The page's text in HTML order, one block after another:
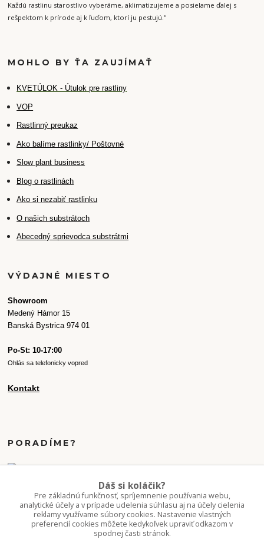
Každú rastlinu starostlivo vyberáme, aklimatizujeme a posielame ďalej s
rešpektom k prírode aj k ľuďom, ktorí ju pestujú."
MOHLO BY ŤA ZAUJÍMAŤ
KVETÚLOK - Útulok pre rastliny
VOP
Rastlinný preukaz
Ako balíme rastlinky/ Poštovné
Slow plant business
Blog o rastlinách
Ako si nezabiť rastlinku
O našich substrátoch
Abecedný sprievodca substrátmi
VÝDAJNÉ MIESTO
Showroom
Medený Hámor 15
Banská Bystrica 974 01
Po-St: 10-17:00
Ohlás sa telefonicky vopred
Kontakt
PORADÍME?
Po-Pi 10-16:00
info.kvetaren@gmail.com
Dáš si koláčik?
Pre základnú funkčnosť, spríjemnenie používania webu,
analytické účely a v prípade udelenia súhlasu aj na účely cielenia
reklamy využívame súbory cookies. Nastavenie vlastných
preferencií cookies môžete kedykoľvek upraviť odkazom v
spodnej časti stránok.